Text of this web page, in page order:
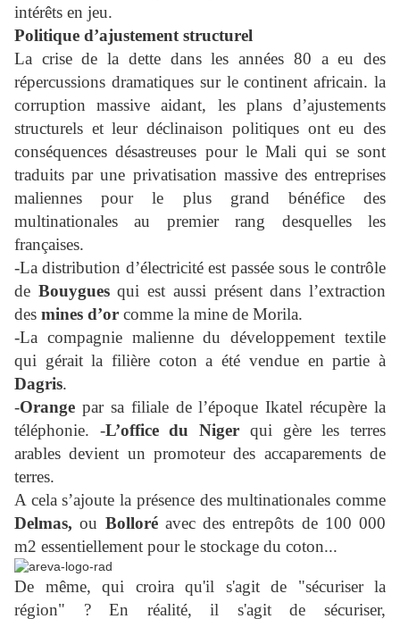
intérêts en jeu.
Politique d’ajustement structurel
La crise de la dette dans les années 80 a eu des
répercussions dramatiques sur le continent africain. la
corruption massive aidant, les plans d’ajustements
structurels et leur déclinaison politiques ont eu des
conséquences désastreuses pour le Mali qui se sont
traduits par une privatisation massive des entreprises
maliennes pour le plus grand bénéfice des
multinationales au premier rang desquelles les
françaises.
-La distribution d’électricité est passée sous le contrôle
de Bouyguesqui est aussi présent dans l’extraction
des mines d’or comme la mine de Morila.
-La compagnie malienne du développement textile
qui gérait la filière coton a été vendue en partie à
Dagris.
-Orange par sa filiale de l’époque Ikatel récupère la
téléphonie. -L’office du Niger qui gère les terres
arables devient un promoteur des accaparements de
terres.
A cela s’ajoute la présence des multinationales comme
Delmas, ou Bolloréavec des entrepôts de 100 000
m2 essentiellement pour le stockage du coton...
De même, qui croira qu'il s'agit de "sécuriser la
région" ? En réalité, il s'agit de sécuriser,